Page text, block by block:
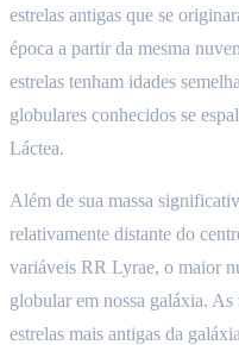
estrelas antigas que se
época a partir da mesma
estrelas tenham idades
globulares conhecidos se
Láctea.
Além de sua massa
relativamente distante do
variáveis RR Lyrae, o maior
globular em nossa galáxia.
estrelas mais antigas da